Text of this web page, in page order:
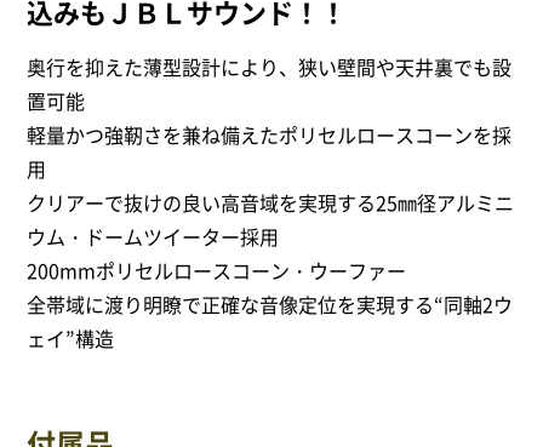
込みもＪＢＬサウンド！！
奥行を抑えた薄型設計により、狭い壁間や天井裏でも設
置可能
軽量かつ強靭さを兼ね備えたポリセルロースコーンを採
用
クリアーで抜けの良い高音域を実現する25㎜径アルミニ
ウム・ドームツイーター採用
200mmポリセルロースコーン・ウーファー
全帯域に渡り明瞭で正確な音像定位を実現する“同軸2ウ
ェイ”構造